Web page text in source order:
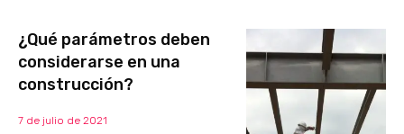
¿Qué parámetros deben
considerarse en una
construcción?
7 de julio de 2021